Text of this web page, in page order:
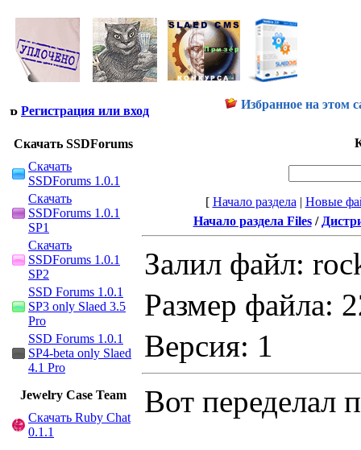
Регистрация или вход Избранное на этом
Скачать SSDForums
Скачать
SSDForums 1.0.1
Скачать
SSDForums 1.0.1
SP1
Скачать
SSDForums 1.0.1
SP2
SSD Forums 1.0.1
SP3 only Slaed 3.5
Pro
SSD Forums 1.0.1
SP4-beta only Slaed
4.1 Pro
Jewelry Сase Team
Скачать Ruby Chat
0.1.1
[ Начало раздела | Новые
Начало раздела Files/
Залил файл:
Размер файла:
Версия: 1
Вот переделал